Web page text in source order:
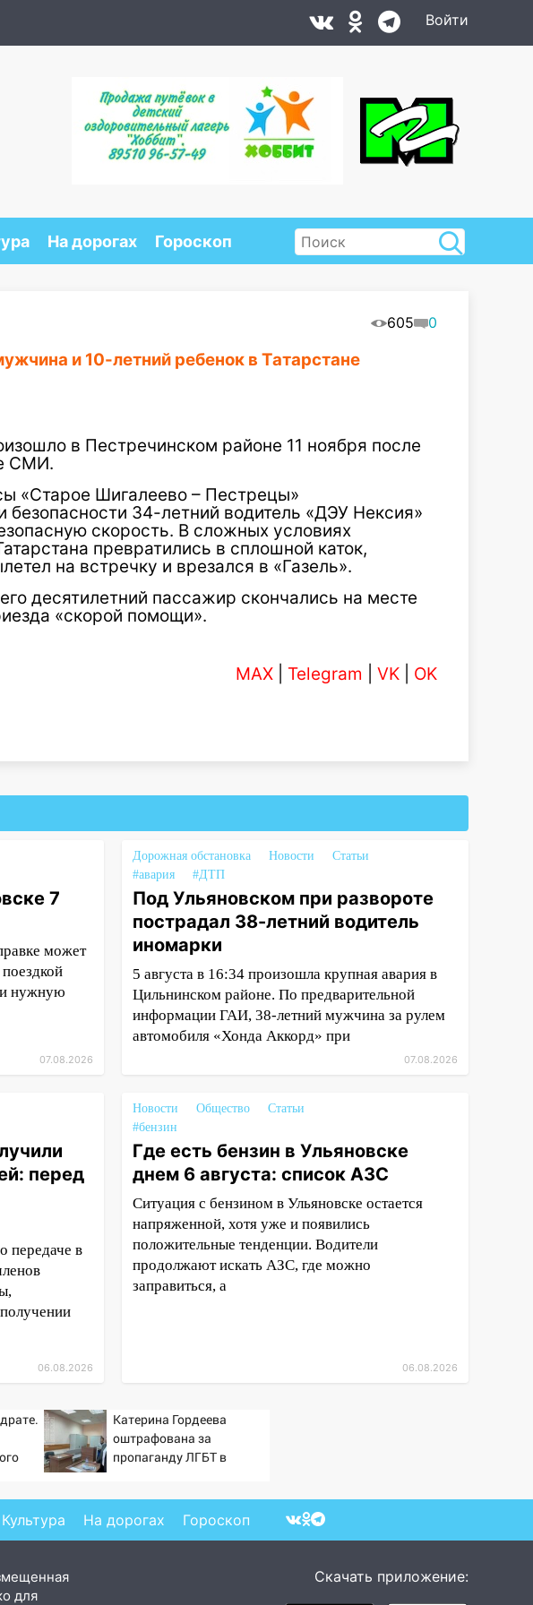
Войти
На дорогах Гороскоп
605 0
и 10-летний ребенок в Татарстане
в Пестречинском районе 11 ноября после
СМИ.
«Старое Шигалеево – Пестрецы»
безопасности 34-летний водитель «ДЭУ Нексия»
скорость. В сложных условиях
превратились в сплошной каток,
на встречку и врезался в «Газель».
десятилетний пассажир скончались на месте
«скорой помощи».
MAX Telegram VK OK
7
может
и нужную
07.08.2026
Дорожная обстановка Новости
Статьи
#авария
#ДТП
Под Ульяновском при развороте
пострадал 38-летний водитель
иномарки
5 августа в 16:34 произошла крупная авария в
Цильнинском районе. По предварительной
информации ГАИ, 38-летний мужчина за рулем
автомобиля «Хонда Аккорд» при
07.08.2026
перед
передаче в
06.08.2026
Новости Общество
Статьи
#бензин
Где есть бензин в Ульяновске
днем 6 августа: список АЗС
Ситуация с бензином в Ульяновске остается
напряженной, хотя уже и появились
положительные тенденции. Водители
продолжают искать АЗС, где можно
заправиться, а
06.08.2026
Катерина Гордеева
оштрафована за
пропаганду ЛГБТ в
Культура На дорогах Гороскоп
для
Скачать приложение: